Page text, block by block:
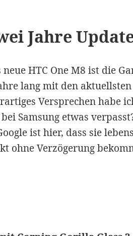
Jahre
HTC One M8 ist die
lang mit den aktuellsten
Versprechen habe
Samsung etwas
ist hier, dass sie
ohne Verzögerung